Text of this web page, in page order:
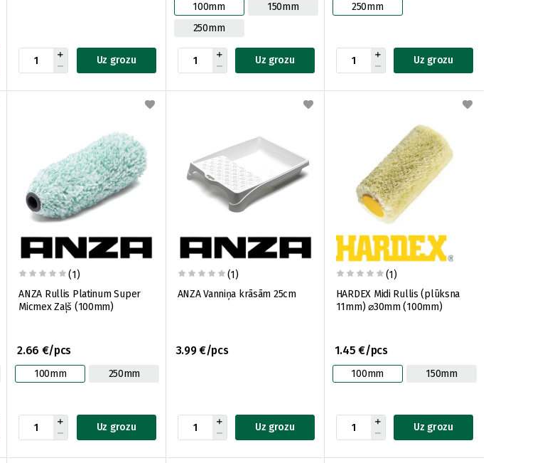
Uz grozu
100mm
150mm
250mm
Uz grozu
250mm
Uz grozu
(1)
ANZA Rullis Platinum Super
Micmex Zaļš (100mm)
2.66 €/pcs
100mm 250mm
Uz grozu
(1)
ANZA Vanniņa krāsām 25cm
3.99 €/pcs
Uz grozu
(1)
HARDEX Midi Rullis (plūksna
11mm) ⌀30mm (100mm)
1.45 €/pcs
100mm 150mm
Uz grozu